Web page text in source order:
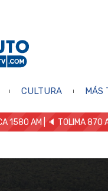
CULTURA MÁS
1580 AM | 🔈 TOLIMA 870